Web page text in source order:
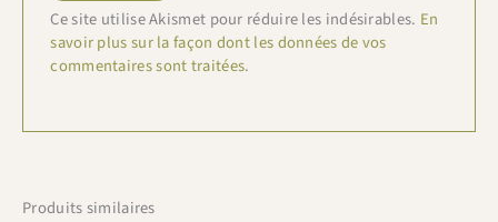
Ce site utilise Akismet pour réduire les indésirables. En
savoir plus sur la façon dont les données de vos
commentaires sont traitées.
Produits similaires